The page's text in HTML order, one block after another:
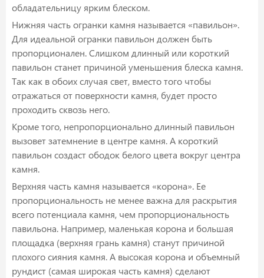
обладательницу ярким блеском.
Нижняя часть огранки камня называется «павильон».
Для идеальной огранки павильон должен быть
пропорционален. Слишком длинный или короткий
павильон станет причиной уменьшения блеска камня.
Так как в обоих случая свет, вместо того чтобы
отражаться от поверхности камня, будет просто
проходить сквозь него.
Кроме того, непропорционально длинный павильон
вызовет затемнение в центре камня. А короткий
павильон создаст ободок белого цвета вокруг центра
камня.
Верхняя часть камня называется «корона». Ее
пропорциональность не менее важна для раскрытия
всего потенциала камня, чем пропорциональность
павильона. Например, маленькая корона и большая
площадка (верхняя грань камня) станут причиной
плохого сияния камня. А высокая корона и объемный
рундист (самая широкая часть камня) сделают